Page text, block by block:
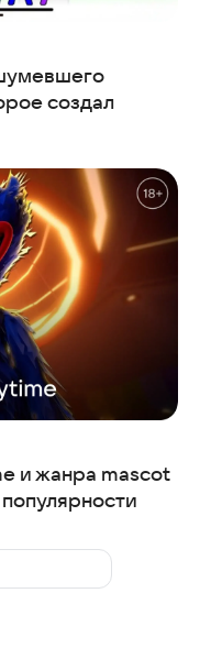
создал
и жанра mascot